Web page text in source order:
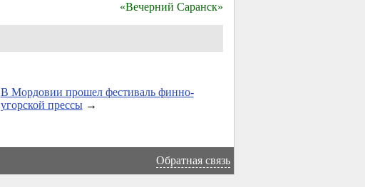
«Вечерний Саранск»
В Мордовии прошел фестиваль финно-
угорской прессы→
Обратная связь